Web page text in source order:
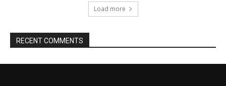
Load more
RECENT COMMENTS